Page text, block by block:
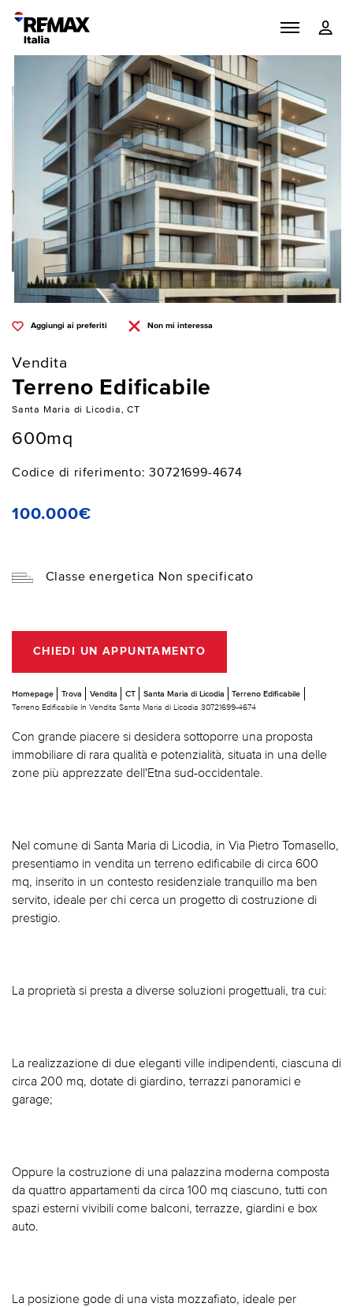
Aggiungi ai preferiti Non mi interessa
Vendita
Terreno Edificabile
Santa Maria di Licodia, CT
600mq
Codice di riferimento: 30721699-4674
100.000€
Classe energetica Non specificato
CHIEDI UN APPUNTAMENTO
Homepage Trova Vendita CT Santa Maria di Licodia
Terreno Edificabile
Terreno Edificabile In Vendita Santa Maria di Licodia 30721699-4674
Con grande piacere si desidera sottoporre una proposta
immobiliare di rara qualità e potenzialità, situata in una delle
zone più apprezzate dell'Etna sud-occidentale.
Nel comune di Santa Maria di Licodia, in Via Pietro Tomasello,
presentiamo in vendita un terreno edificabile di circa 600
mq, inserito in un contesto residenziale tranquillo ma ben
servito, ideale per chi cerca un progetto di costruzione di
prestigio.
La proprietà si presta a diverse soluzioni progettuali, tra cui:
La realizzazione di due eleganti ville indipendenti, ciascuna di
circa 200 mq, dotate di giardino, terrazzi panoramici e
garage;
Oppure la costruzione di una palazzina moderna composta
da quattro appartamenti da circa 100 mq ciascuno, tutti con
spazi esterni vivibili come balconi, terrazze, giardini e box
auto.
La posizione gode di una vista mozzafiato, ideale per